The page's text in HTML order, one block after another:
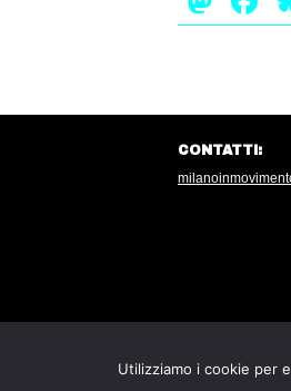
CONTATTI:
Utilizziamo i cookie per